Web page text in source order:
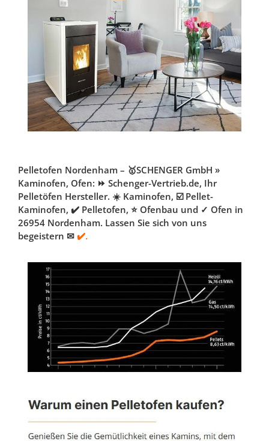
Pelletofen Nordenham – 🥇SCHENGER GmbH »
Kaminofen, Ofen: ⏩ Schenger-Vertrieb.de, Ihr
Pelletöfen Hersteller. ☀️ Kaminofen, ☑️ Pellet-
Kaminofen, ✔️ Pelletofen, ⭐ Ofenbau und ✓ Ofen in
26954 Nordenham. Lassen Sie sich von uns
begeistern ✉ ✔️.